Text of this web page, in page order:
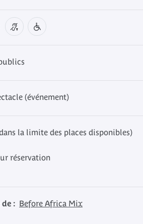
(événement)
la limite des places disponibles)
réservation
: Before Africa Mix